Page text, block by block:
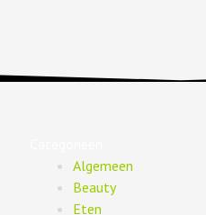
Algemeen
Beauty
Eten